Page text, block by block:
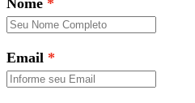
Nome
Email